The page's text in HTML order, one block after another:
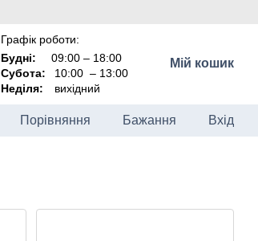
Графік роботи:
Будні:
09:00 – 18:00
Субота:
10:00– 13:00
Неділя:
вихідний
Мій кошик
Порівняння Бажання Вхід